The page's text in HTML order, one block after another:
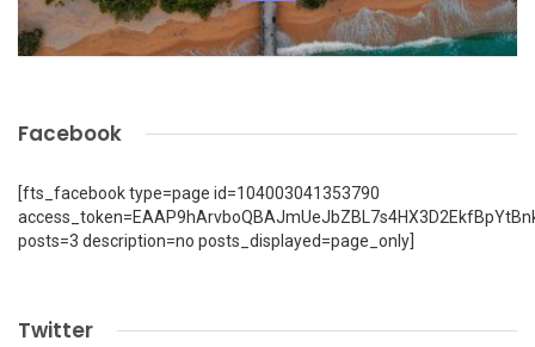
Facebook
[fts_facebook type=page id=104003041353790
posts=3 description=no posts_displayed=page_only]
Twitter